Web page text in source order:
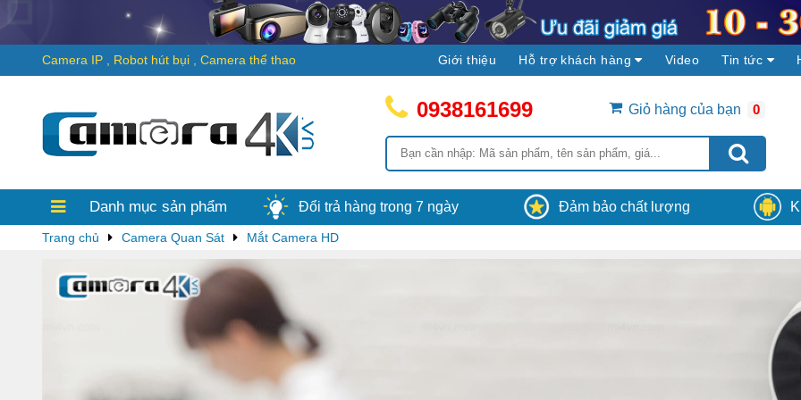
Camera IP Robot hút bụi Camera thể thao Giới thiệu Hỗ trợ khách hàng Video Tin tức
0938161699 Giỏ hàng của bạn 0
Thanh toán
Chỉ trong vòng 30 phút, hệ
thống bên Camera4k.vn sẽ có thông báo nhận
được tiền, ngay lập tức nhân viên của
Vận chuyểnHệ thống Camera4K sẽ
hàng và lắp đặt miễn phí tại các tỉnh,
phố trên toàn khu vực miền Nam Việt
Danh mục sản phẩm Đổi trả hàng trong 7 ngày Đảm bảo chất lượng
Trang chủ Camera Quan Sát Mắt Camera HD